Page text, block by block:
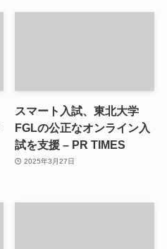
スマート入試、東北大学
FGLの公正なオンライン入
試を支援 – PR TIMES
2025年3月27日